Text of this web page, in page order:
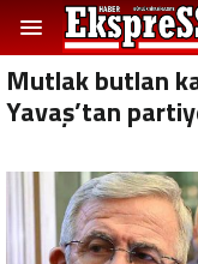
Mutlak butlan
Yavaş’tan